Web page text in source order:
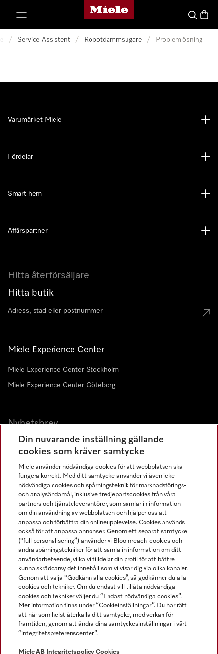
Mieles hemsida
Sök
/ Service-Assistent / Robotdammsugare / Problemlösning
Hitta återförsäljare
Hitta butik
Miele Experience Center
Miele Experience Center Stockholm
Miele Experience Center Göteborg
Nyhetsbrev
Gå med i vår gemenskap
Varumärket Miele
Fördelar
Smart hem
Affärspartner
Miele AB
Allmänna villkor
Användarvillkor
Miele tillgänglighetsförklaring
Lagen om digitala tjänster
Miele på LinkedIn
Miele på Facebook
Miele på Instagram
Miele på Youtube
Din nuvarande inställning gällande
cookies som kräver samtycke
Miele använder nödvändiga cookies för att webbplatsen ska
fungera korrekt. Med ditt samtycke använder vi även icke-
nödvändiga cookies och spårningsteknik för marknadsförings-
och analysändamål, inklusive tredjepartscookies från våra
partners och tjänsteleverantörer, som samlar in information
om din användning av webbplatsen och hjälper oss att
anpassa och förbättra din onlineupplevelse. Cookies används
också för att anpassa annonser. Genom ett separat samtycke
(“full personalisering”) använder vi Bloomreach-cookies och
andra spårningstekniker för att samla in information om ditt
användarbeteende, vilka vi tilldelar din profil för att bättre
kunna skräddarsy det innehåll som vi visar dig via olika kanaler.
Genom att välja “Godkänn alla cookies”, så godkänner du alla
cookies och tekniker. Om du endast vill tillåta nödvändiga
cookies och tekniker väljer du “Endast nödvändiga cookies”.
Mer information finns under “Cookieinställningar”. Du har rätt
att när som helst återkalla ditt samtycke, med verkan för
framtiden, genom att ändra dina samtyckesinställningar i vårt
“integritetspreferenscenter”.
Miele AB Integritetspolicy Cookies